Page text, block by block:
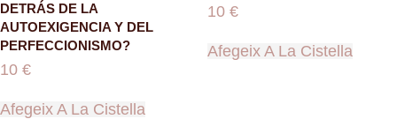
DETRÁS DE LA
AUTOEXIGENCIA Y DEL
PERFECCIONISMO?
10 €
Afegeix A La Cistella
10 €
Afegeix A La Cistella